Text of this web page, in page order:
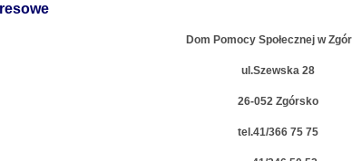
Dom Pomocy Społecznej w
ul.Szewska 28
26-052 Zgórsko
tel.41/366 75 75